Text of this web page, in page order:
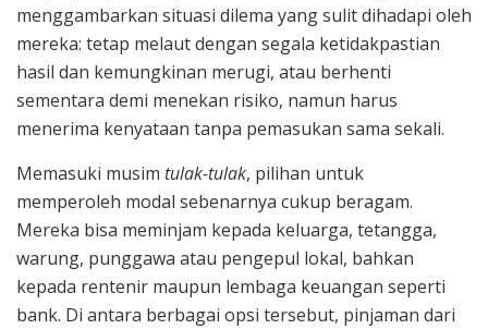
menggambarkan situasi dilema yang sulit dihadapi oleh
mereka: tetap melaut dengan segala ketidakpastian
hasil dan kemungkinan merugi, atau berhenti
sementara demi menekan risiko, namun harus
menerima kenyataan tanpa pemasukan sama sekali.
Memasuki musim tulak-tulak, pilihan untuk
memperoleh modal sebenarnya cukup beragam.
Mereka bisa meminjam kepada keluarga, tetangga,
warung, punggawa atau pengepul lokal, bahkan
kepada rentenir maupun lembaga keuangan seperti
bank. Di antara berbagai opsi tersebut, pinjaman dari